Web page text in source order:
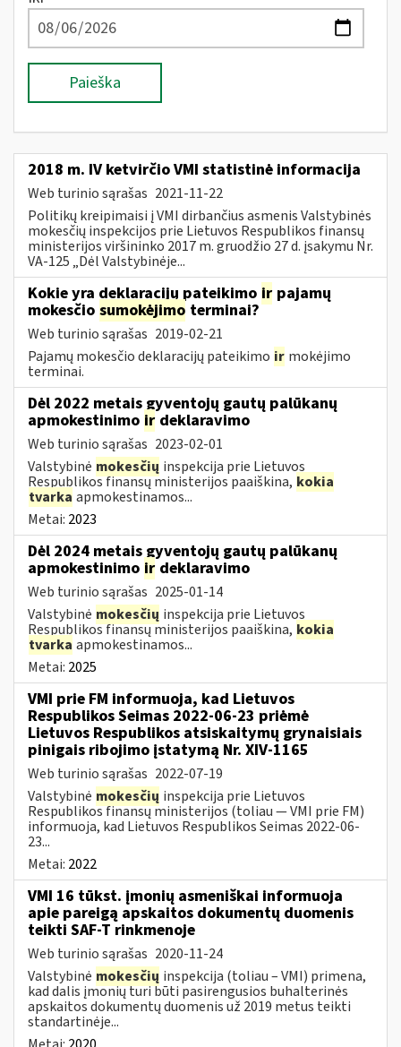
Paieška
2018 m. IV ketvirčio VMI statistinė informacija
Web turinio sąrašas 2021-11-22
Politikų kreipimaisi į VMI dirbančius asmenis Valstybinės
mokesčių inspekcijos prie Lietuvos Respublikos finansų
ministerijos viršininko 2017 m. gruodžio 27 d. įsakymu Nr.
VA-125 „Dėl Valstybinėje...
Kokie yra deklaracijų pateikimo ir pajamų
mokesčio sumokėjimo terminai?
Web turinio sąrašas 2019-02-21
Pajamų mokesčio deklaracijų pateikimo ir mokėjimo
terminai.
Dėl 2022 metais gyventojų gautų palūkanų
apmokestinimo ir deklaravimo
Web turinio sąrašas 2023-02-01
Valstybinė mokesčių inspekcija prie Lietuvos
Respublikos finansų ministerijos paaiškina, kokia
tvarka apmokestinamos...
Metai: 2023
Dėl 2024 metais gyventojų gautų palūkanų
apmokestinimo ir deklaravimo
Web turinio sąrašas 2025-01-14
Valstybinė mokesčių inspekcija prie Lietuvos
Respublikos finansų ministerijos paaiškina, kokia
tvarka apmokestinamos...
Metai: 2025
VMI prie FM informuoja, kad Lietuvos
Respublikos Seimas 2022-06-23 priėmė
Lietuvos Respublikos atsiskaitymų grynaisiais
pinigais ribojimo įstatymą Nr. XIV-1165
Web turinio sąrašas 2022-07-19
Valstybinė mokesčių inspekcija prie Lietuvos
Respublikos finansų ministerijos (toliau — VMI prie FM)
informuoja, kad Lietuvos Respublikos Seimas 2022-06-
23...
Metai: 2022
VMI 16 tūkst. įmonių asmeniškai informuoja
apie pareigą apskaitos dokumentų duomenis
teikti SAF-T rinkmenoje
Web turinio sąrašas 2020-11-24
Valstybinė mokesčių inspekcija (toliau – VMI) primena,
kad dalis įmonių turi būti pasirengusios buhalterinės
apskaitos dokumentų duomenis už 2019 metus teikti
standartinėje...